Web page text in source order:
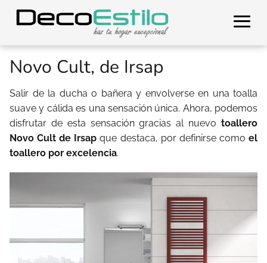
Novo Cult, de Irsap
Salir de la ducha o bañera y envolverse en una toalla
suave y cálida es una sensación única. Ahora, podemos
disfrutar de esta sensación gracias al nuevo toallero
Novo Cult de Irsap que destaca, por definirse comoel
toallero por excelencia.